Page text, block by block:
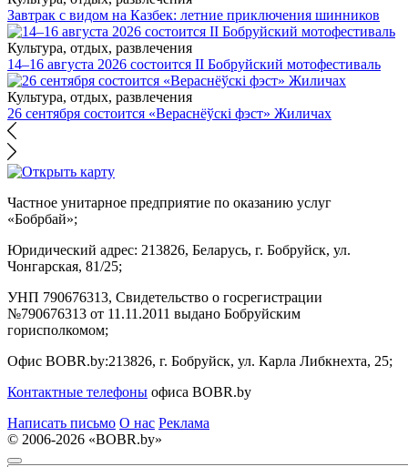
Завтрак с видом на Казбек: летние приключения шинников
Культура, отдых, развлечения
14–16 августа 2026 состоится II Бобруйский мотофестиваль
Культура, отдых, развлечения
26 сентября состоится «Вераснёўскі фэст» Жиличах
Частное унитарное предприятие по оказанию услуг
«Бобрбай»;
Юридический адрес: 213826, Беларусь, г. Бобруйск, ул.
Чонгарская, 81/25;
УНП 790676313, Свидетельство о госрегистрации
№790676313 от 11.11.2011 выдано Бобруйским
горисполкомом;
Офис BOBR.by:213826, г. Бобруйск, ул. Карла Либкнехта, 25;
Контактные телефоны офиса BOBR.by
Написать письмо О нас Реклама
© 2006-2026 «BOBR.by»